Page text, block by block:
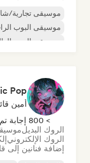
موسيقى تجارية/
موسيقى البوب
موسيقى البوب
Pop
أمين
> 800 إجابة تم تقديمها
الروك البديل
الروك الإلكتروني
إضافة فنانين إلى